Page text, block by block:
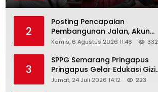
2
Posting Pencapaian
Pembangunan Jalan, Akun
Facebook Pemerintah
“Dirujak” Warganet
Kamis, 6 Agustus 2026 11:46 332
3
SPPG Semarang Pringapus
Pringapus Gelar Edukasi Gizi
di PAUD Bina Balita Peringati
Jumat, 24 Juli 2026 14:12 223